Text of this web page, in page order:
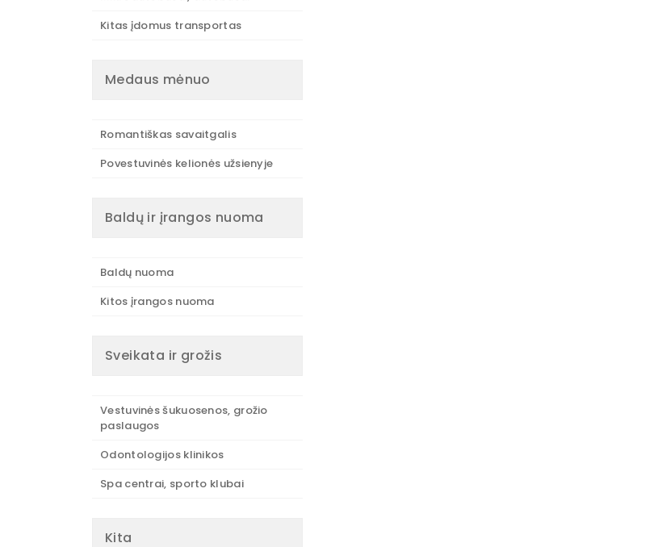
Kitas įdomus transportas
Medaus mėnuo
Romantiškas savaitgalis
Povestuvinės kelionės užsienyje
Baldų ir įrangos nuoma
Baldų nuoma
Kitos įrangos nuoma
Sveikata ir grožis
Vestuvinės šukuosenos, grožio
paslaugos
Odontologijos klinikos
Spa centrai, sporto klubai
Kita